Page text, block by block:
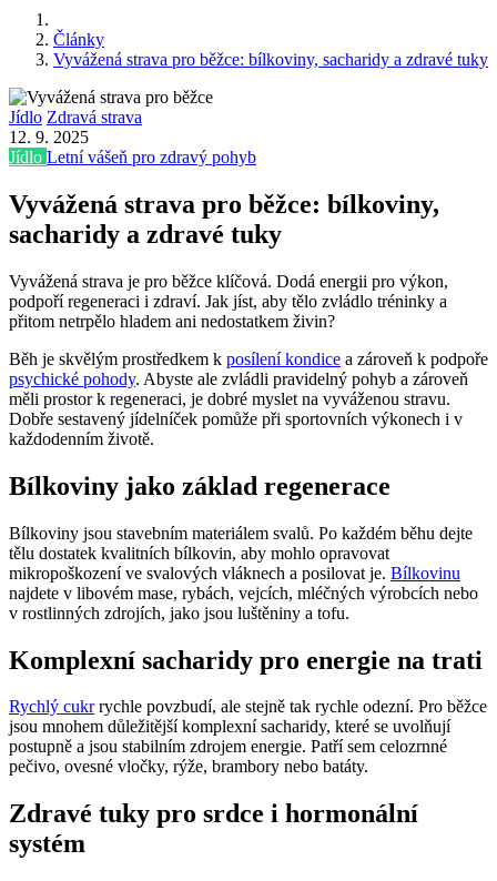
Články
Vyvážená strava pro běžce: bílkoviny, sacharidy a zdravé tuky
Jídlo Zdravá strava
12. 9. 2025
Jídlo Letní vášeň pro zdravý pohyb
Vyvážená strava pro běžce: bílkoviny,
sacharidy a zdravé tuky
Vyvážená strava je pro běžce klíčová. Dodá energii pro výkon,
podpoří regeneraci i zdraví. Jak jíst, aby tělo zvládlo tréninky a
přitom netrpělo hladem ani nedostatkem živin?
Běh je skvělým prostředkem k posílení kondice a zároveň k podpoře
psychické pohody. Abyste ale zvládli pravidelný pohyb a zároveň
měli prostor k regeneraci, je dobré myslet na vyváženou stravu.
Dobře sestavený jídelníček pomůže při sportovních výkonech i v
každodenním životě.
Bílkoviny jako základ regenerace
Bílkoviny jsou stavebním materiálem svalů. Po každém běhu dejte
tělu dostatek kvalitních bílkovin, aby mohlo opravovat
mikropoškození ve svalových vláknech a posilovat je. Bílkovinu
najdete v libovém mase, rybách, vejcích, mléčných výrobcích nebo
v rostlinných zdrojích, jako jsou luštěniny a tofu.
Komplexní sacharidy pro energie na trati
Rychlý cukrrychle povzbudí, ale stejně tak rychle odezní. Pro běžce
jsou mnohem důležitější komplexní sacharidy, které se uvolňují
postupně a jsou stabilním zdrojem energie. Patří sem celozrnné
pečivo, ovesné vločky, rýže, brambory nebo batáty.
Zdravé tuky pro srdce i hormonální
systém